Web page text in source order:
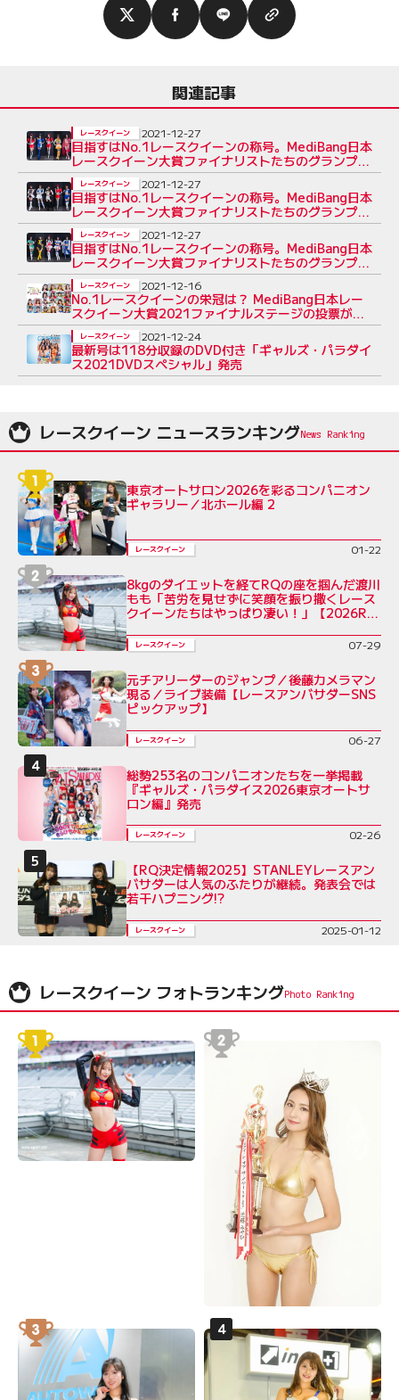
関連記事
目指すはNo.1レースクイーンの称号。MediBang日本
レースクイーン大賞ファイナリストたちのグランプリ
への想いVol.2
レースクイーン 2021-12-27
目指すはNo.1レースクイーンの称号。MediBang日本
レースクイーン大賞ファイナリストたちのグランプリ
への想いVol.3
レースクイーン 2021-12-27
目指すはNo.1レースクイーンの称号。MediBang日本
レースクイーン大賞ファイナリストたちのグランプリ
への想いVol.4
レースクイーン 2021-12-27
No.1レースクイーンの栄冠は？ MediBang日本レー
スクイーン大賞2021ファイナルステージの投票がス
タート
レースクイーン 2021-12-16
最新号は118分収録のDVD付き「ギャルズ・パラダイ
ス2021DVDスペシャル」発売
レースクイーン 2021-12-24
レースクイーン ニュースランキング
東京オートサロン2026を彩るコンパニオン
ギャラリー／北ホール編 2
レースクイーン 01-22
8kgのダイエットを経てRQの座を掴んだ渡川
もも「苦労を見せずに笑顔を振り撒くレース
クイーンたちはやっぱり凄い！」【2026RQ
レースクイーン 07-29
元チアリーダーのジャンプ／後藤カメラマン
現る／ライブ装備【レースアンバサダーSNS
ピックアップ】
レースクイーン 06-27
総勢253名のコンパニオンたちを一挙掲載
『ギャルズ・パラダイス2026東京オートサ
ロン編』発売
レースクイーン 02-26
【RQ決定情報2025】STANLEYレースアン
バサダーは人気のふたりが継続。発表会では
若干ハプニング!?
レースクイーン 2025-01-12
レースクイーン フォトランキング